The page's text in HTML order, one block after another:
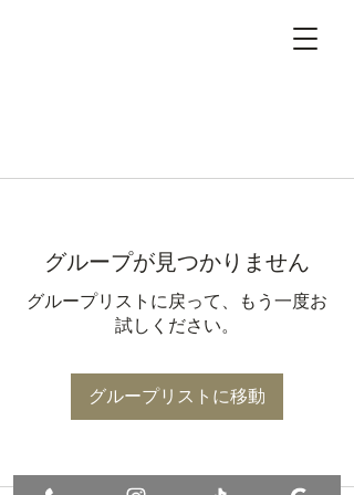
グループが見つかりません
グループリストに戻って、もう一度お
試しください。
グループリストに移動